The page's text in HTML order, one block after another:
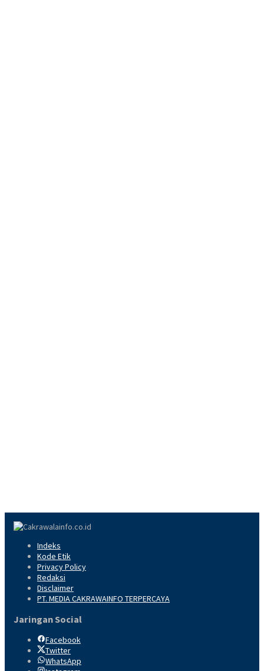
Indeks
Kode Etik
Privacy Policy
Redaksi
Disclaimer
PT. MEDIA CAKRAWAINFO TERPERCAYA
Jaringan Social
Facebook
Twitter
WhatsApp